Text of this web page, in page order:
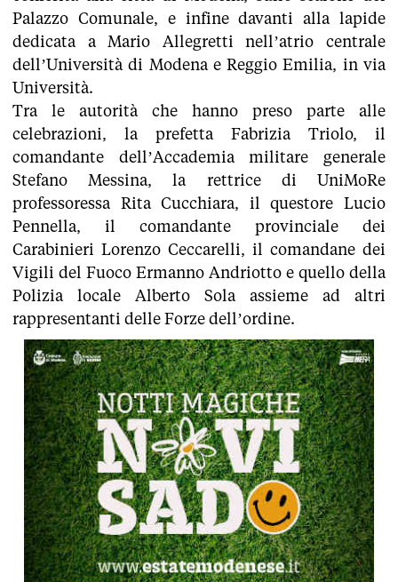
Palazzo Comunale, e infine davanti alla lapide
dedicata a Mario Allegretti nell’atrio centrale
dell’Università di Modena e Reggio Emilia, in via
Università.
Tra le autorità che hanno preso parte alle
celebrazioni, la prefetta Fabrizia Triolo, il
comandante dell’Accademia militare generale
Stefano Messina, la rettrice di UniMoRe
professoressa Rita Cucchiara, il questore Lucio
Pennella, il comandante provinciale dei
Carabinieri Lorenzo Ceccarelli, il comandane dei
Vigili del Fuoco Ermanno Andriotto e quello della
Polizia locale Alberto Sola assieme ad altri
rappresentanti delle Forze dell’ordine.